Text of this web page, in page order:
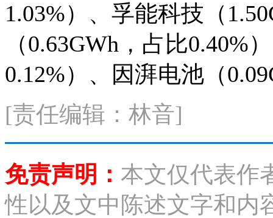
1.03%）、孚能科技（
（0.63GWh，占比0.40%
0.12%）、因湃电池（
[责任编辑：林音]
免责声明： 本文仅代表作
性以及文中陈述文字和内